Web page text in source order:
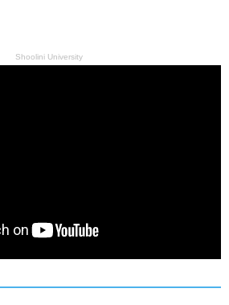
Shoolini University